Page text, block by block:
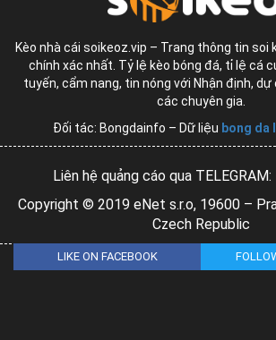
Kèo nhà cái soikeoz.vip – Trang thông tin soi
chính xác nhất. Tỷ lệ kèo bóng đá, tỉ lệ cá
tuyến, cẩm nang, tin nóng với Nhận định,
các chuyên gia.
Đối tác: Bongdainfo – Dữ liệu bong da
Liên hệ quảng cáo qua TELEGRAM:
Copyright © 2019 eNet s.r.o, 19600 –
Czech Republic
LIKE ON FACEBOOK